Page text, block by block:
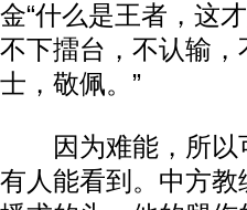
金“什么是王者，这
不下擂台，不认输
士，敬佩。”
因为难能，所以
有人能看到。中方教
动物系恋人啊